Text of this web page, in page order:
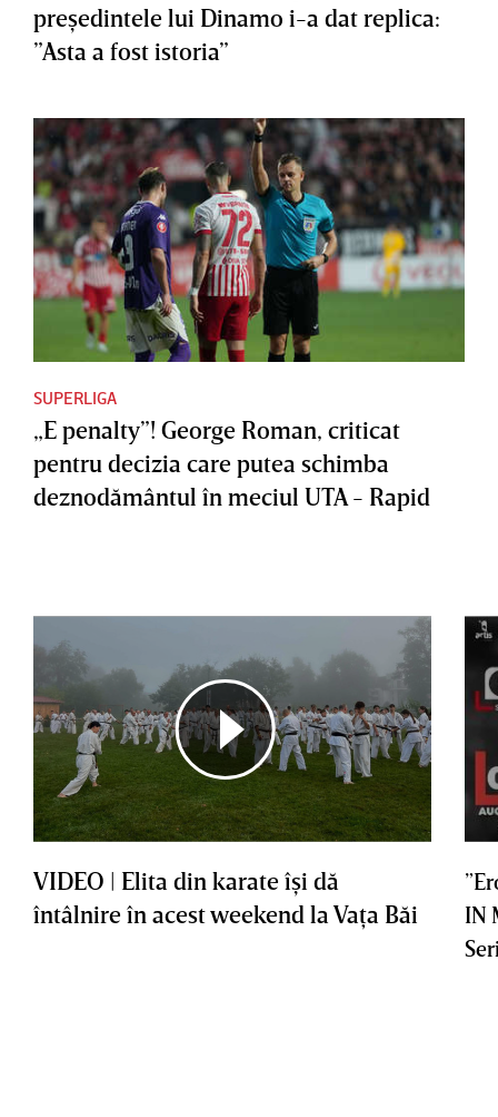
preşedintele lui Dinamo i-a dat replica:
”Asta a fost istoria”
SUPERLIGA
„E penalty”! George Roman, criticat
pentru decizia care putea schimba
deznodământul în meciul UTA - Rapid
VIDEO | Elita din karate îşi dă
întâlnire în acest weekend la Vaţa Băi
IN